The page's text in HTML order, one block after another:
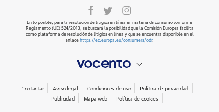
En lo posible, para la resolución de litigios en línea en materia de consumo conforme
Reglamento (UE) 524/2013, se buscará la posibilidad que la Comisión Europea facilita
como plataforma de resolución de litigios en línea y que se encuentra disponible en el
enlace https://ec.europa.eu/consumers/odr.
Contactar Aviso legal Condiciones de uso
Política de privacidad
Publicidad
Mapa web Política de cookies